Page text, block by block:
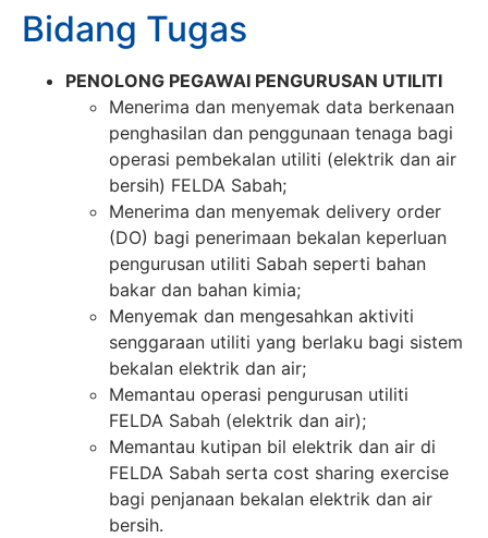
Bidang Tugas
PENOLONG PEGAWAI PENGURUSAN UTILITI
Menerima dan menyemak data berkenaan
penghasilan dan penggunaan tenaga bagi
operasi pembekalan utiliti (elektrik dan air
bersih) FELDA Sabah;
Menerima dan menyemak delivery order
(DO) bagi penerimaan bekalan keperluan
pengurusan utiliti Sabah seperti bahan
bakar dan bahan kimia;
Menyemak dan mengesahkan aktiviti
senggaraan utiliti yang berlaku bagi sistem
bekalan elektrik dan air;
Memantau operasi pengurusan utiliti
FELDA Sabah (elektrik dan air);
Memantau kutipan bil elektrik dan air di
FELDA Sabah serta cost sharing exercise
bagi penjanaan bekalan elektrik dan air
bersih.